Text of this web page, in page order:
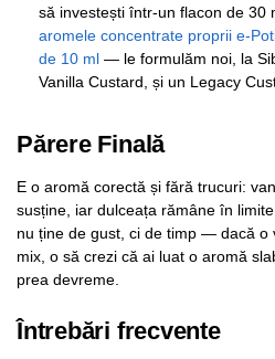
să investești într-un flacon de 30
aromele concentrate proprii e-
de 10 ml — le formulăm noi, la
Vanilla Custard, și un Legacy
Părere Finală
E o aromă corectă și fără trucuri:
susține, iar dulceața rămâne în
nu ține de gust, ci de timp — dacă o
mix, o să crezi că ai luat o aromă
prea devreme.
Întrebări frecvente